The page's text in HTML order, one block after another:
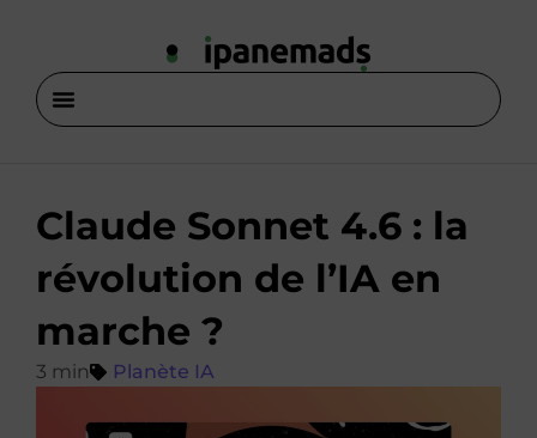
Claude Sonnet 4.6 : la
révolution de l’IA en
marche ?
Planète IA